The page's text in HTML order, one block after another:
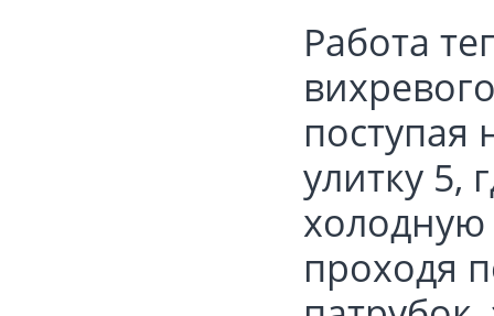
Работа
поступая
улитку 5,
проходя